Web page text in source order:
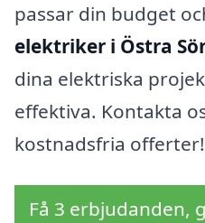
passar din budget
elektriker i Östra
dina elektriska
effektiva. Kontakta
kostnadsfria offerter!
Få 3 erbjudanden,